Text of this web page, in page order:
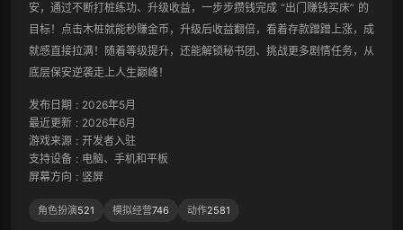
安，通过不断打桩练功、升级收益，一步步攒钱完成 “出门赚钱买床” 的
目标！点击木桩就能秒赚金币，升级后收益翻倍，看着存款蹭蹭上涨，成
就感直接拉满！随着等级提升，还能解锁秘书团、挑战更多剧情任务，从
底层保安逆袭走上人生巅峰！
发布日期 : 2026年5月
最近更新 : 2026年6月
游戏来源 : 开发者入驻
支持设备 : 电脑、手机和平板
屏幕方向 : 竖屏
角色扮演521 模拟经营746 动作2581